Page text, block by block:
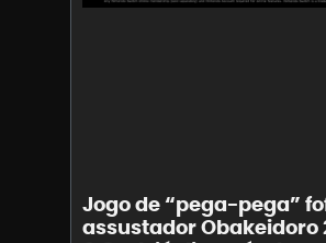
Jogo de “pega-pega”
assustador Obakeidoro